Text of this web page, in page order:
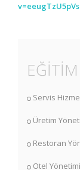
EĞİTİM
Servis
Üretim
Restoran
Otel Yönetimi